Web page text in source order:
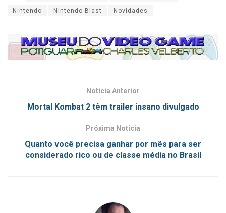
Nintendo Nintendo Blast Novidades
Notícia Anterior
Mortal Kombat 2 têm trailer insano divulgado
Próxima Notícia
Quanto você precisa ganhar por mês para ser
considerado rico ou de classe média no Brasil